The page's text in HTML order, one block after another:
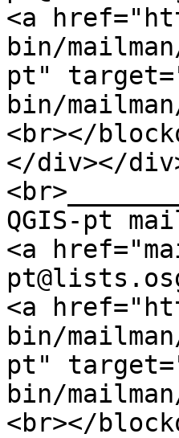
<a
bin/
pt"
bin/
<br></
</div></
QGIS-pt
<a
<a
bin/
pt"
bin/
<br></